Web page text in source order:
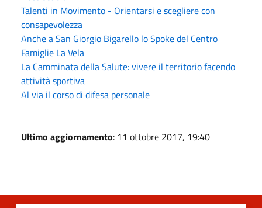
Talenti in Movimento - Orientarsi e scegliere con
consapevolezza
Anche a San Giorgio Bigarello lo Spoke del Centro
Famiglie La Vela
La Camminata della Salute: vivere il territorio facendo
attività sportiva
Al via il corso di difesa personale
Ultimo aggiornamento: 11 ottobre 2017, 19:40